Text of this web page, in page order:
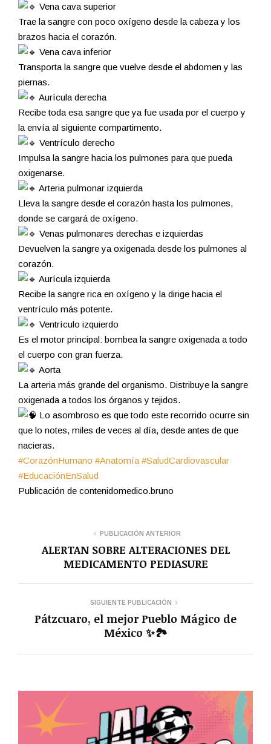
Vena cava superior
Trae la sangre con poco oxígeno desde la cabeza y los
brazos hacia el corazón.
Vena cava inferior
Transporta la sangre que vuelve desde el abdomen y las
piernas.
Aurícula derecha
Recibe toda esa sangre que ya fue usada por el cuerpo y
la envía al siguiente compartimento.
Ventrículo derecho
Impulsa la sangre hacia los pulmones para que pueda
oxigenarse.
Arteria pulmonar izquierda
Lleva la sangre desde el corazón hasta los pulmones,
donde se cargará de oxígeno.
Venas pulmonares derechas e izquierdas
Devuelven la sangre ya oxigenada desde los pulmones al
corazón.
Aurícula izquierda
Recibe la sangre rica en oxígeno y la dirige hacia el
ventrículo más potente.
Ventrículo izquierdo
Es el motor principal: bombea la sangre oxigenada a todo
el cuerpo con gran fuerza.
Aorta
La arteria más grande del organismo. Distribuye la sangre
oxigenada a todos los órganos y tejidos.
Lo asombroso es que todo este recorrido ocurre sin
que lo notes, miles de veces al día, desde antes de que
nacieras.
#CorazónHumano #Anatomía #SaludCardiovascular
#EducaciónEnSalud
Publicación de contenidomedico.bruno
PUBLICACIÓN ANTERIOR
ALERTAN SOBRE ALTERACIONES DEL
MEDICAMENTO PEDIASURE
SIGUIENTE PUBLICACIÓN
Pátzcuaro, el mejor Pueblo Mágico de
México ✨🏞️